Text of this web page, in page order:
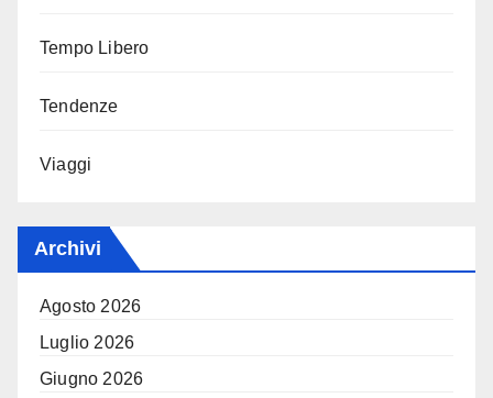
Tempo Libero
Tendenze
Viaggi
Archivi
Agosto 2026
Luglio 2026
Giugno 2026